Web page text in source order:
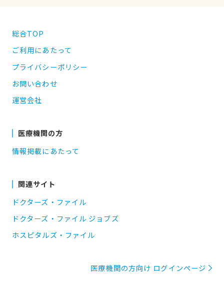
総合TOP
ご利用にあたって
プライバシーポリシー
お問い合わせ
運営会社
医療機関の方
情報掲載にあたって
関連サイト
ドクターズ・ファイル
ドクターズ・ファイル ジョブズ
ホスピタルズ・ファイル
医療機関の方向け ログインページ